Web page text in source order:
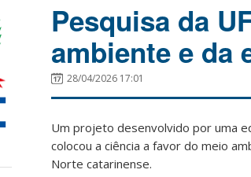
Pesquisa da
ambiente e da
28/04/2026 17:01
Um projeto desenvolvido por uma
colocou a ciência a favor do meio
Norte catarinense.